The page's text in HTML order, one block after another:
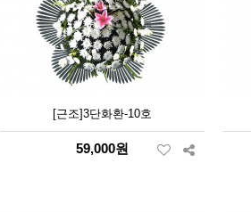
[근조]3단화환-10호
59,000원